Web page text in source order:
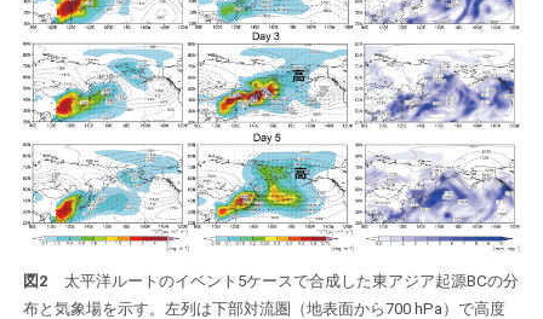
図2 太平洋ルートのイベント5ケースで合成した東アジア起源BCの分
布と気象場を示す。左列は下部対流圏（地表面から700 hPa）で高度